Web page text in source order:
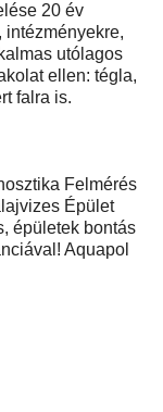
20 év
intézményekre,
utólagos
ellen: tégla,
falra is.
Felmérés
Épület
épületek bontás
Aquapol